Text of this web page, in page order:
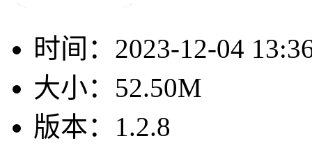
时间： 2023-12-04
大小： 52.50M
版本： 1.2.8